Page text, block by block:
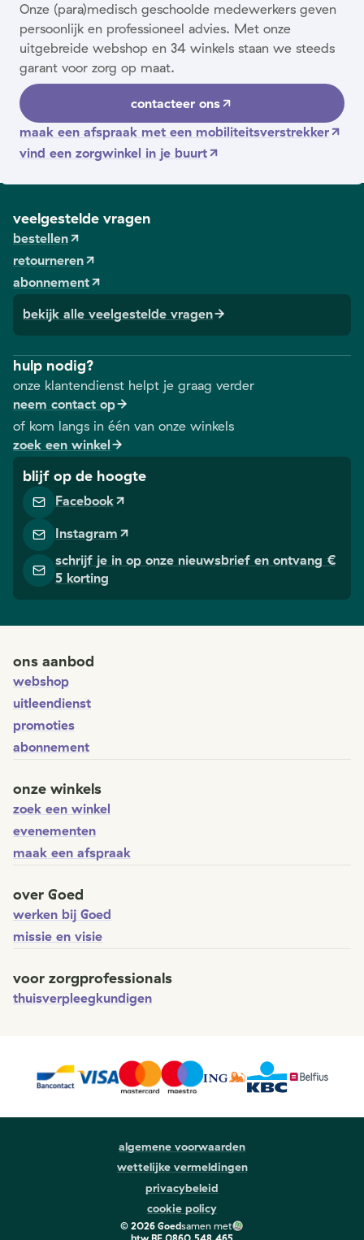
Onze (para)medisch geschoolde medewerkers geven
persoonlijk en professioneel advies. Met onze
uitgebreide webshop en 34 winkels staan we steeds
garant voor zorg op maat.
contacteer ons
maak een afspraak met een mobiliteitsverstrekker
vind een zorgwinkel in je buurt
veelgestelde vragen
bestellen
retourneren
abonnement
bekijk alle veelgestelde vragen
hulp nodig?
onze klantendienst helpt je graag verder
neem contact op
of kom langs in één van onze winkels
zoek een winkel
blijf op de hoogte
Facebook
Instagram
schrijf je in op onze nieuwsbrief en ontvang €
5 korting
ons aanbod
webshop
uitleendienst
promoties
abonnement
onze winkels
zoek een winkel
evenementen
maak een afspraak
over Goed
werken bij Goed
missie en visie
voor zorgprofessionals
thuisverpleegkundigen
algemene voorwaarden
wettelijke vermeldingen
privacybeleid
cookie policy
© 2026Goedsamen met